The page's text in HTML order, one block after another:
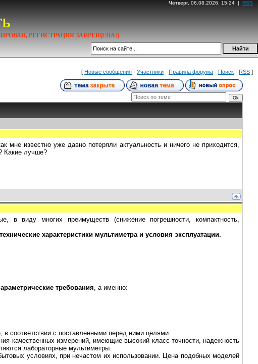
Четверг, 06.08.2026, 15:24 | RSS
РЕГИСТРАЦИЯ ЗАПРЕЩЕНА!)
[ Новые сообщения · Участники · Правила форума · Поиск · RSS ]
мне известно уже давно потеряли актуальность и ничего не приходится,
Какие лучше?
в виду многих преимуществ (снижение погрешности, компактность,
характеристики мультиметра и условия эксплуатации.
требования, а именно:
соответствии с поставленными перед ними целями.
качественных измерений, имеющие высокий класс точности, надежность
лабораторные мультиметры.
условиях, при нечастом их использовании. Цена подобных моделей